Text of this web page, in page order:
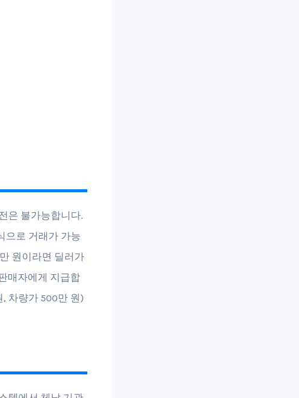
은 불가능합니다.
으로 거래가 가능
원이라면 딜러가
매자에게 지급합
차량가 500만 원)